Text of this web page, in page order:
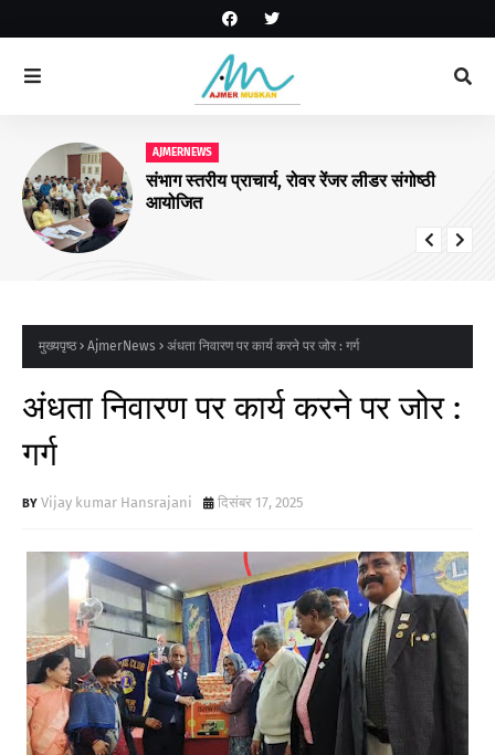
AJMERNEWS
संभाग स्तरीय प्राचार्य, रोवर रेंजर लीडर संगोष्ठी
आयोजित
मुख्यपृष्ठ AjmerNews अंधता निवारण पर कार्य करने पर जोर : गर्ग
अंधता निवारण पर कार्य करने पर जोर :
गर्ग
Vijay kumar Hansrajani दिसंबर 17, 2025